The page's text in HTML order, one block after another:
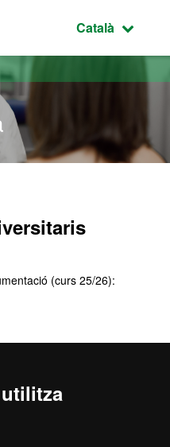
Idioma
Català
(curs 25/26):
Sobre el web